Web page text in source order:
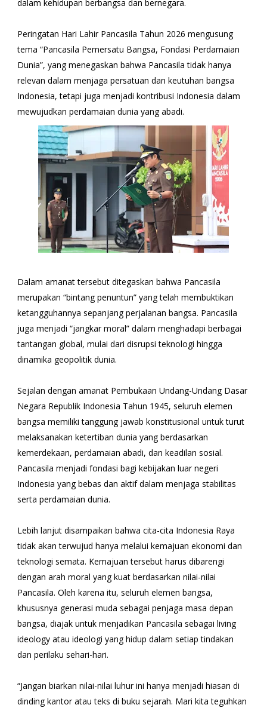
dalam kehidupan berbangsa dan bernegara.
Peringatan Hari Lahir Pancasila Tahun 2026 mengusung
tema “Pancasila Pemersatu Bangsa, Fondasi Perdamaian
Dunia”, yang menegaskan bahwa Pancasila tidak hanya
relevan dalam menjaga persatuan dan keutuhan bangsa
Indonesia, tetapi juga menjadi kontribusi Indonesia dalam
mewujudkan perdamaian dunia yang abadi.
Dalam amanat tersebut ditegaskan bahwa Pancasila
merupakan “bintang penuntun” yang telah membuktikan
ketangguhannya sepanjang perjalanan bangsa. Pancasila
juga menjadi “jangkar moral” dalam menghadapi berbagai
tantangan global, mulai dari disrupsi teknologi hingga
dinamika geopolitik dunia.
Sejalan dengan amanat Pembukaan Undang-Undang Dasar
Negara Republik Indonesia Tahun 1945, seluruh elemen
bangsa memiliki tanggung jawab konstitusional untuk turut
melaksanakan ketertiban dunia yang berdasarkan
kemerdekaan, perdamaian abadi, dan keadilan sosial.
Pancasila menjadi fondasi bagi kebijakan luar negeri
Indonesia yang bebas dan aktif dalam menjaga stabilitas
serta perdamaian dunia.
Lebih lanjut disampaikan bahwa cita-cita Indonesia Raya
tidak akan terwujud hanya melalui kemajuan ekonomi dan
teknologi semata. Kemajuan tersebut harus dibarengi
dengan arah moral yang kuat berdasarkan nilai-nilai
Pancasila. Oleh karena itu, seluruh elemen bangsa,
khususnya generasi muda sebagai penjaga masa depan
bangsa, diajak untuk menjadikan Pancasila sebagai living
ideology atau ideologi yang hidup dalam setiap tindakan
dan perilaku sehari-hari.
“Jangan biarkan nilai-nilai luhur ini hanya menjadi hiasan di
dinding kantor atau teks di buku sejarah. Mari kita teguhkan